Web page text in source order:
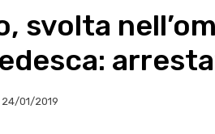
svolta
24/01/2019